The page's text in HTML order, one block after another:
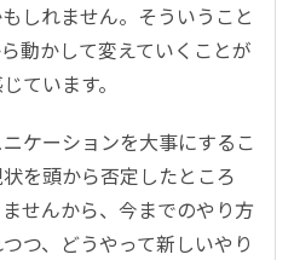
しれません。そういうこと
動かして変えていくことが
ています。
ケーションを大事にするこ
を頭から否定したところ
せんから、今までのやり方
つ、どうやって新しいやり